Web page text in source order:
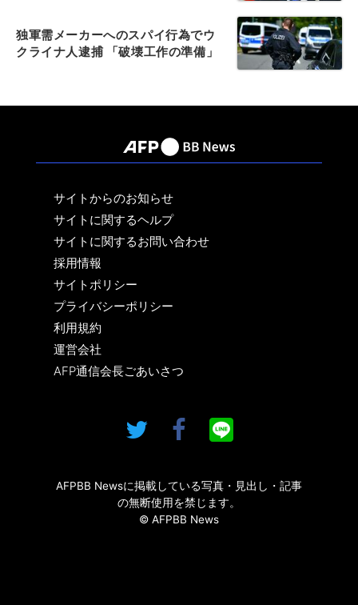
独軍需メーカーへのスパイ行為でウ
クライナ人逮捕 「破壊工作の準備」
サイトからのお知らせ
サイトに関するヘルプ
サイトに関するお問い合わせ
採用情報
サイトポリシー
プライバシーポリシー
利用規約
運営会社
AFP通信会長ごあいさつ
AFPBB Newsに掲載している写真・見出し・記事
の無断使用を禁じます。
© AFPBB News